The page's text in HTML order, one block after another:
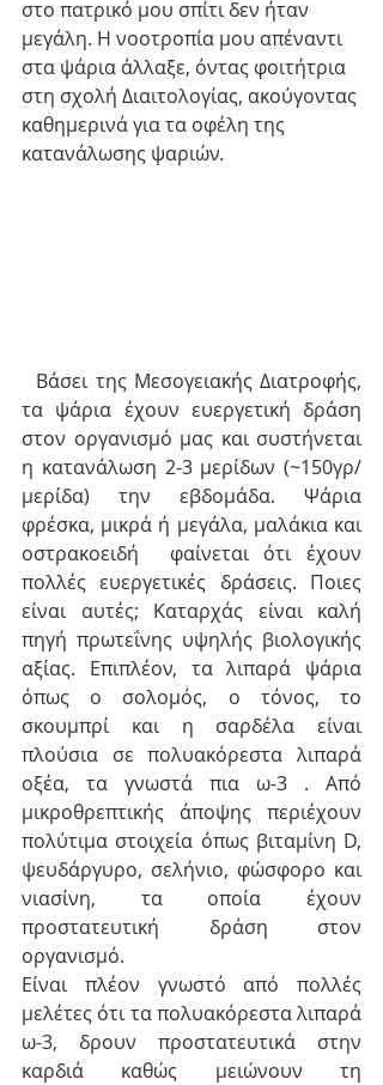
στο πατρικό μου σπίτι δεν ήταν
μεγάλη. Η νοοτροπία μου απέναντι
στα ψάρια άλλαξε, όντας φοιτήτρια
στη σχολή Διαιτολογίας, ακούγοντας
καθημερινά για τα οφέλη της
κατανάλωσης ψαριών.
τα ψάρια έχουν ευεργετική δράση
στον οργανισμό μας και συστήνεται
η κατανάλωση 2-3 μερίδων (~150γρ/
μερίδα) την εβδομάδα. Ψάρια
φρέσκα, μικρά ή μεγάλα, μαλάκια και
οστρακοειδή  φαίνεται ότι έχουν
πολλές ευεργετικές δράσεις. Ποιες
είναι αυτές; Καταρχάς είναι καλή
πηγή πρωτεΐνης υψηλής βιολογικής
αξίας. Επιπλέον, τα λιπαρά ψάρια
όπως ο σολομός, ο τόνος, το
σκουμπρί και η σαρδέλα είναι
πλούσια σε πολυακόρεστα λιπαρά
οξέα, τα γνωστά πια ω-3 . Από
μικροθρεπτικής άποψης περιέχουν
πολύτιμα στοιχεία όπως βιταμίνη D,
ψευδάργυρο, σελήνιο, φώσφορο και
νιασίνη, τα οποία έχουν
προστατευτική δράση στον
οργανισμό.
Είναι πλέον γνωστό από πολλές
μελέτες ότι τα πολυακόρεστα λιπαρά
ω-3, δρουν προστατευτικά στην
καρδιά καθώς μειώνουν τη